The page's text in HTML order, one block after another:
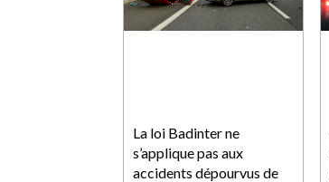
La loi Badinter ne
s’applique pas aux
accidents dépourvus de